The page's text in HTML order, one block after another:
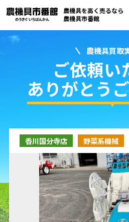
買取実績
コラム・スタッフブロ
取り扱い商品
販売中の農機具
よく頂く質問
お問い合わせ
農機具を高く売るなら
農機具市番館
農機具買取
ご依頼い
ありがとう
香川国分寺店 野菜系機械